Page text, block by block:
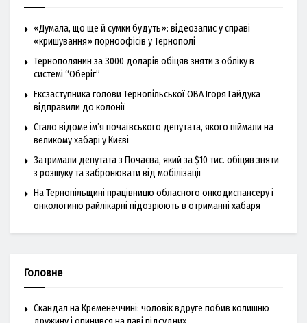
«Думала, що ще й сумки будуть»: відеозапис у справі
«кришування» порноофісів у Тернополі
Тернополянин за 3000 доларів обіцяв зняти з обліку в
системі “Оберіг”
Ексзаступника голови Тернопільської ОВА Ігоря Гайдука
відправили до колонії
Стало відоме ім’я почаївського депутата, якого піймали на
великому хабарі у Києві
Затримали депутата з Почаєва, який за $10 тис. обіцяв зняти
з розшуку та забронювати від мобілізації
На Тернопільщині працівницю обласного онкодиспансеру і
онкологиню райлікарні підозрюють в отриманні хабаря
Головне
Скандал на Кременеччині: чоловік вдруге побив колишню